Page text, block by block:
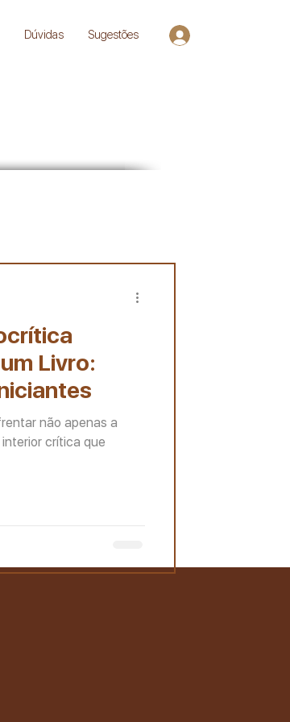
Dúvidas Sugestões
Livro:
não apenas a
crítica que